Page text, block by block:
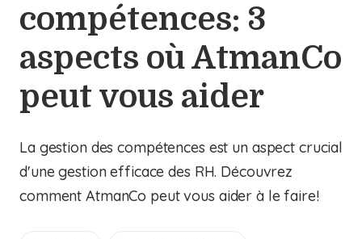
compétences: 3
aspects où AtmanCo
peut vous aider
La gestion des compétences est un aspect crucial
d'une gestion efficace des RH. Découvrez
comment AtmanCo peut vous aider à le faire!